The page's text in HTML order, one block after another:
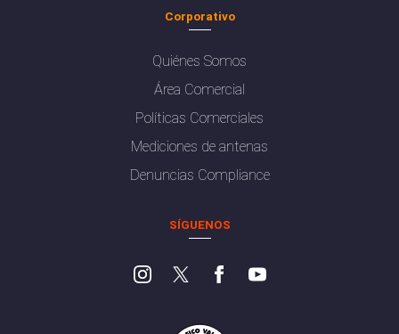
Corporativo
Quiénes Somos
Área Comercial
Políticas Comerciales
Mediciones de antenas
Denuncias Compliance
SÍGUENOS